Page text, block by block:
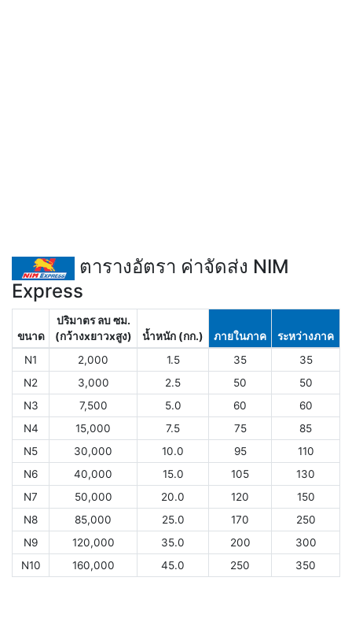
ตารางอัตรา ค่าจัดส่ง NIM
Express
ขนาด
ปริมาตร ลบ ซม.
(กว้างxยาวxสูง)
น้ำหนัก (กก.) ภายในภาค
ระหว่างภาค
N1
2,000 1.5 35
35
N2
3,000 2.5 50
50
N3
7,500 5.0 60
60
N4
15,000 7.5 75
85
N5
30,000 10.0 95
110
N6
40,000 15.0 105
130
N7
50,000 20.0 120
150
N8
85,000 25.0 170
250
N9
120,000 35.0 200
300
N10
160,000 45.0 250 350